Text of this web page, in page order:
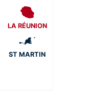
LA RÉUNION
ST MARTIN